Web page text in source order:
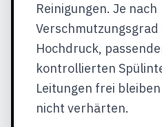
Reinigungen. Je nach
Hochdruck,
kontrollierten
Leitungen frei
nicht verhärten.